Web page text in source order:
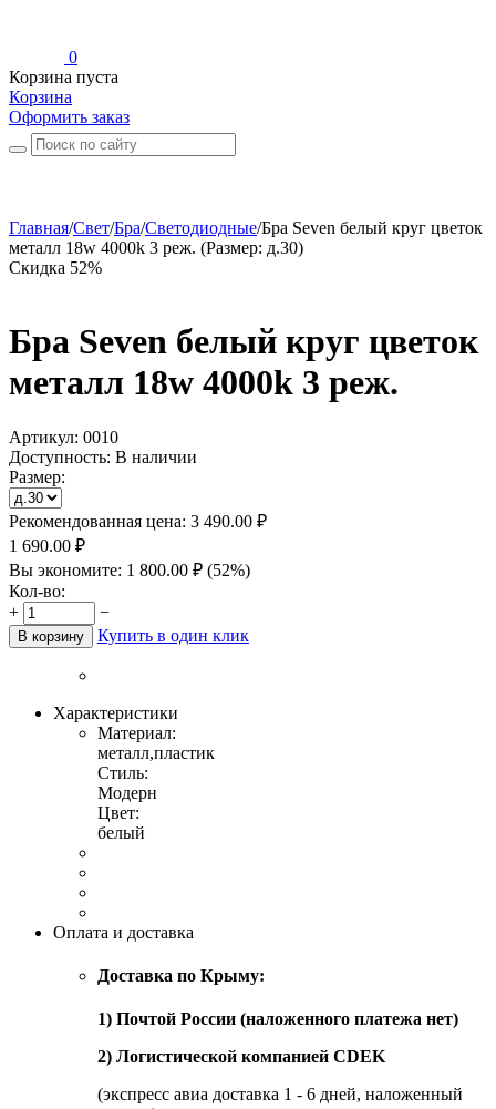
0
Корзина пуста
Корзина
Оформить заказ
Главная/Свет/Бра/Светодиодные/Бра Seven белый круг цветок
металл 18w 4000k 3 реж. (Размер: д.30)
Скидка 52%
Бра Seven белый круг цветок
металл 18w 4000k 3 реж.
Артикул: 0010
Доступность: В наличии
Размер:
Рекомендованная цена: 3 490.00 ₽
1 690.00 ₽
Вы экономите: 1 800.00 ₽ (52%)
Кол-во:
+
−
В корзину Купить в один клик
Характеристики
Материал:
металл,пластик
Стиль:
Модерн
Цвет:
белый
Оплата и доставка
Доставка по Крыму:
1) Почтой России (наложенного платежа нет)
2) Логистической компанией CDEK
(экспресс авиа доставка 1 - 6 дней, наложенный